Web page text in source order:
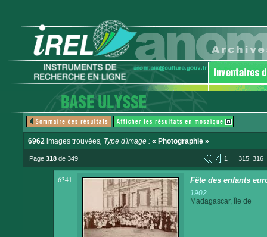
6962 images trouvées, Type d'image : « Photographie »
Page 318 de 349 1 ... 315 316
6341 Fête des enfants
1902
Madagascar, Île de